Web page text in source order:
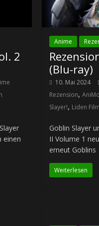
2
einen
Anime
(Blu-ray)
10. Mai 2024
Rezension,
Slayer!, Liden
Goblin Slayer
II Volume 1
erneut Goblins
Weiterlesen